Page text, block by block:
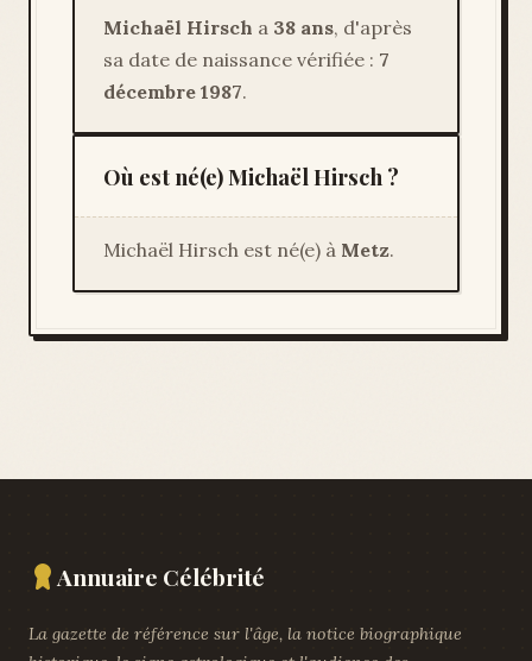
Michaël Hirsch a 38 ans, d'après
sa date de naissance vérifiée : 7
décembre 1987.
Où est né(e) Michaël Hirsch ?
Michaël Hirsch est né(e) à Metz.
Annuaire Célébrité
La gazette de référence sur l'âge, la notice biographique